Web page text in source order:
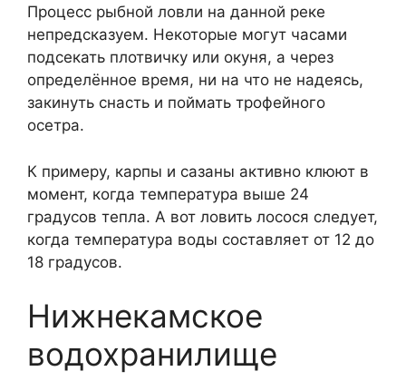
Процесс рыбной ловли на данной реке
непредсказуем. Некоторые могут часами
подсекать плотвичку или окуня, а через
определённое время, ни на что не надеясь,
закинуть снасть и поймать трофейного
осетра.
К примеру, карпы и сазаны активно клюют в
момент, когда температура выше 24
градусов тепла. А вот ловить лосося следует,
когда температура воды составляет от 12 до
18 градусов.
Нижнекамское
водохранилище